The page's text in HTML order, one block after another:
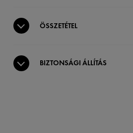
ÖSSZETÉTEL
BIZTONSÁGI ÁLLÍTÁS